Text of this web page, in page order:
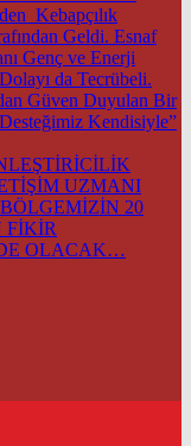
Kebapçılık
Geldi. Esnaf
Genç ve Enerji
da Tecrübeli.
Güven Duyulan Bir
Kendisiyle”
UZMANI
20
OLACAK…